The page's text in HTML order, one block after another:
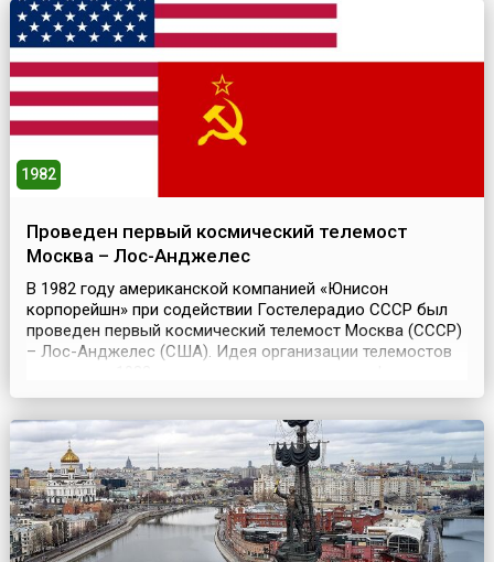
освобождения Палестины — заключенны...
1982
Проведен первый космический телемост
Москва – Лос-Анджелес
В 1982 году американской компанией «Юнисон
корпорейшн» при содействии Гостелерадио СССР был
проведен первый космический телемост Москва (СССР)
– Лос-Анджелес (США). Идея организации телемостов
в Сан-Бернардино в штате Калифорния. Его
использовали гигантские – с 2-3-этажный дом –
телеэкраны, чтобы фести...